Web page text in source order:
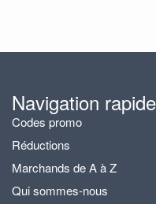
Navigation rapide
Codes promo
Réductions
Marchands de A à Z
Qui sommes-nous